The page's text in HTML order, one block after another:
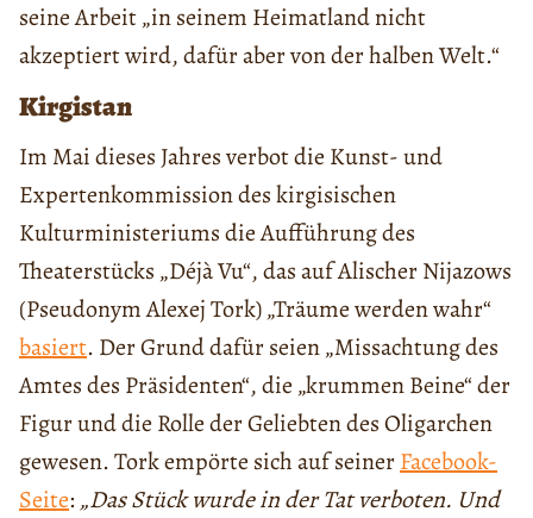
seine Arbeit „in seinem Heimatland nicht
akzeptiert wird, dafür aber von der halben Welt.“
Kirgistan
Im Mai dieses Jahres verbot die Kunst- und
Expertenkommission des kirgisischen
Kulturministeriums die Aufführung des
Theaterstücks „Déjà Vu“, das auf Alischer Nijazows
(Pseudonym Alexej Tork) „Träume werden wahr“
basiert. Der Grund dafür seien „Missachtung des
Amtes des Präsidenten“, die „krummen Beine“ der
Figur und die Rolle der Geliebten des Oligarchen
gewesen. Tork empörte sich auf seinerFacebook-
Seite: „Das Stück wurde in der Tat verboten. Und